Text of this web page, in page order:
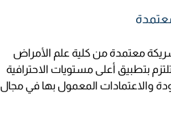
معتمدة من كلية علم الأمراض
بتطبيق أعلى مستويات الاحترافية
والاعتمادات المعمول بها في مجال